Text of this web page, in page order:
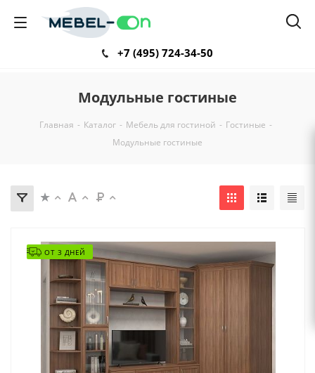
+7 (495) 724-34-50
Модульные гостиные
Главная - Каталог - Мебель для гостиной - Гостиные -
Модульные гостиные
ОТ 3 ДНЕЙ